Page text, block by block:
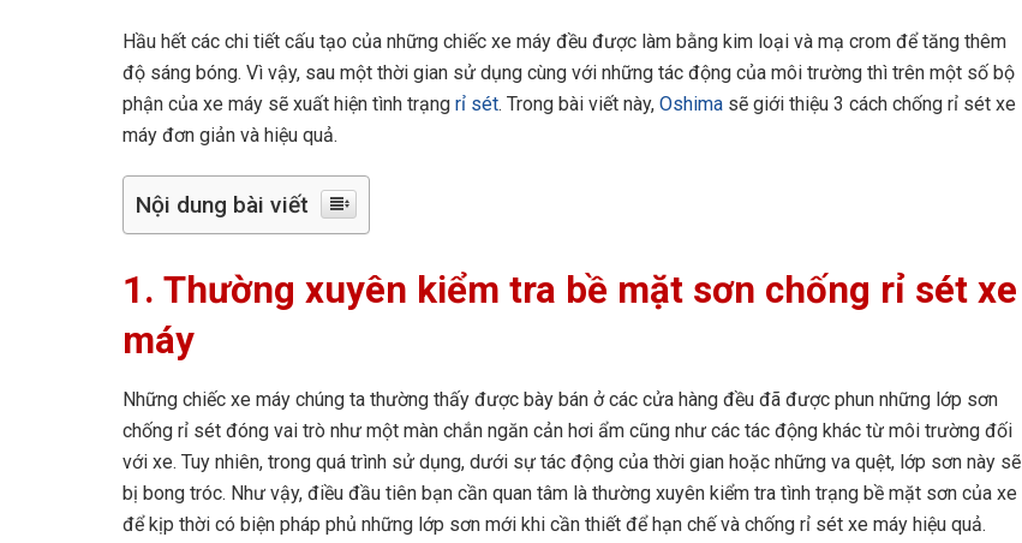
Hầu hết các chi tiết cấu tạo của những chiếc xe máy đều được làm bằng kim loại và mạ crom để tăng thêm
độ sáng bóng. Vì vậy, sau một thời gian sử dụng cùng với những tác động của môi trường thì trên một số bộ
phận của xe máy sẽ xuất hiện tình trạng rỉ sét. Trong bài viết này, Oshima sẽ giới thiệu 3 cách chống rỉ sét xe
máy đơn giản và hiệu quả.
Nội dung bài viết
1. Thường xuyên kiểm tra bề mặt sơn chống rỉ sét xe
máy
Những chiếc xe máy chúng ta thường thấy được bày bán ở các cửa hàng đều đã được phun những lớp sơn
chống rỉ sét đóng vai trò như một màn chắn ngăn cản hơi ẩm cũng như các tác động khác từ môi trường đối
với xe. Tuy nhiên, trong quá trình sử dụng, dưới sự tác động của thời gian hoặc những va quệt, lớp sơn này sẽ
bị bong tróc. Như vậy, điều đầu tiên bạn cần quan tâm là thường xuyên kiểm tra tình trạng bề mặt sơn của xe
để kịp thời có biện pháp phủ những lớp sơn mới khi cần thiết để hạn chế và chống rỉ sét xe máy hiệu quả.